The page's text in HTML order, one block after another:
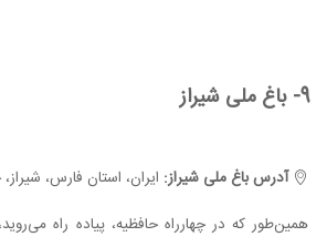
9- باغ ملی شیراز
آدرس باغ ملی شیراز: ایران، استان فارس،
همین‌طور که در چهارراه حافظیه، پیاده راه